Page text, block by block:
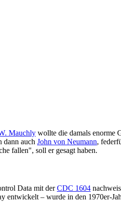
Mauchly wollte die damals enorme
dann auch John von Neumann,
fallen", soll er gesagt haben.
Data mit derCDC 1604
– wurde in den 1970er-